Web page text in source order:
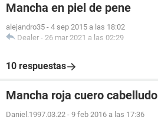
Mancha en piel de pene
alejandro35 - 4 sep 2015 a las 18:02
Dealer - 26 mar 2021 a las 02:29
10 respuestas
Mancha roja cuero cabelludo
Daniel.1997.03.22 - 9 feb 2016 a las 17:36